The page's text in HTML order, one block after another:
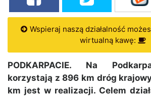
Wspieraj naszą działalność
wirtualną kawę:
PODKARPACIE. Na
korzystają z 896 km dróg
km jest w realizacji. Celem